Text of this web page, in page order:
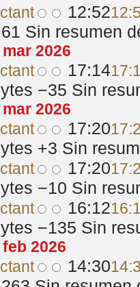
ant 12:52
Sin resumen
2026
ant 17:14
−35 Sin
mar 2026
ant 17:20
+3 Sin
ant 17:20
−10 Sin
ant 16:12
−135 Sin
feb 2026
ant 14:30